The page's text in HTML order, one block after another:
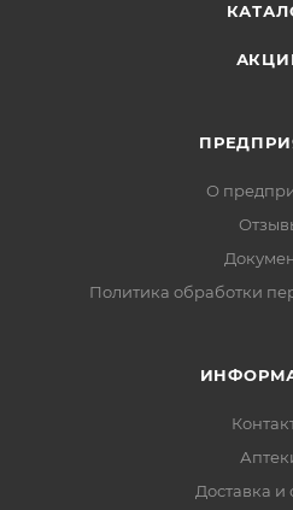
О
Политика обработки
Доставка и